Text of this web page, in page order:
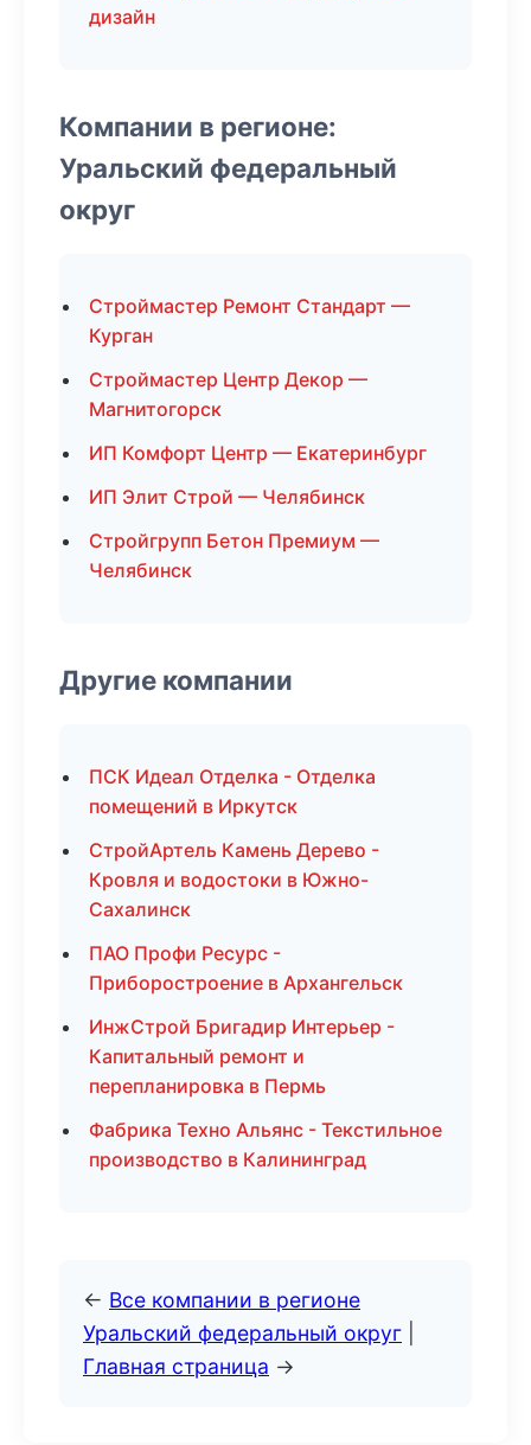
дизайн
Компании в регионе:
Уральский федеральный
округ
Строймастер Ремонт Стандарт —
Курган
Строймастер Центр Декор —
Магнитогорск
ИП Комфорт Центр — Екатеринбург
ИП Элит Строй — Челябинск
Стройгрупп Бетон Премиум —
Челябинск
Другие компании
ПСК Идеал Отделка - Отделка
помещений в Иркутск
СтройАртель Камень Дерево -
Кровля и водостоки в Южно-
Сахалинск
ПАО Профи Ресурс -
Приборостроение в Архангельск
ИнжСтрой Бригадир Интерьер -
Капитальный ремонт и
перепланировка в Пермь
Фабрика Техно Альянс - Текстильное
производство в Калининград
← Все компании в регионе
Уральский федеральный округ
Главная страница →